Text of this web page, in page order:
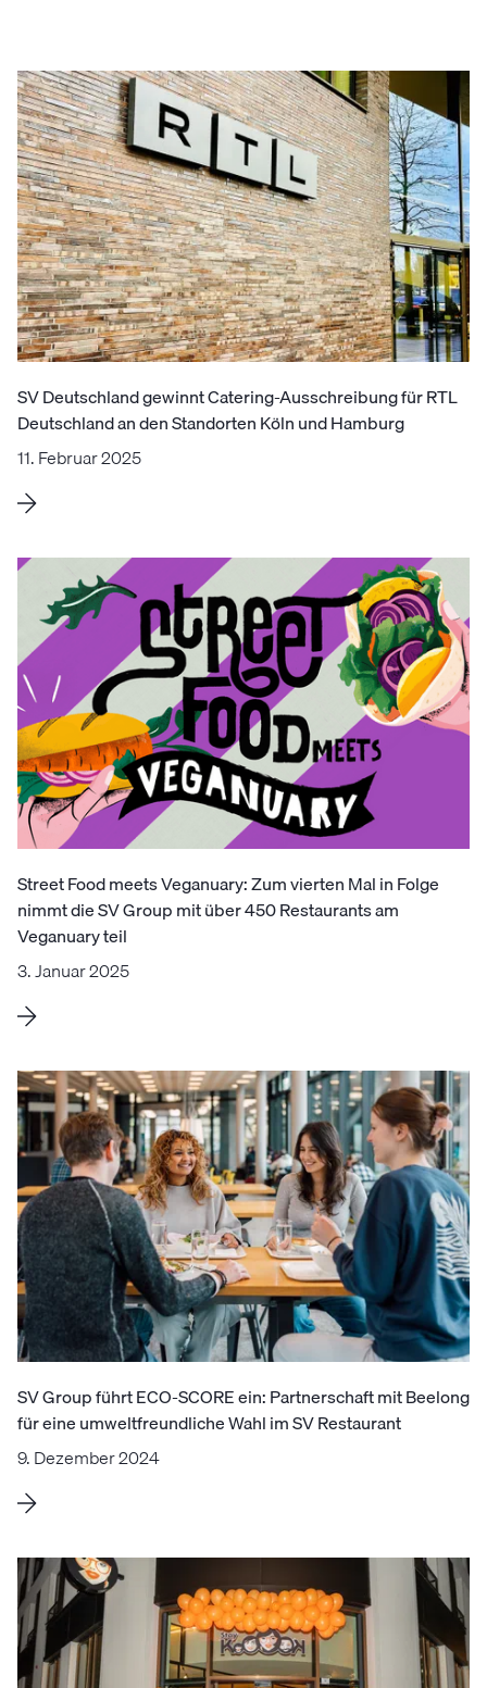
SV Deutschland gewinnt Catering-Ausschreibung für RTL
Deutschland an den Standorten Köln und Hamburg
11. Februar 2025
Street Food meets Veganuary: Zum vierten Mal in Folge
nimmt die SV Group mit über 450 Restaurants am
Veganuary teil
3. Januar 2025
SV Group führt ECO-SCORE ein: Partnerschaft mit Beelong
für eine umweltfreundliche Wahl im SV Restaurant
9. Dezember 2024